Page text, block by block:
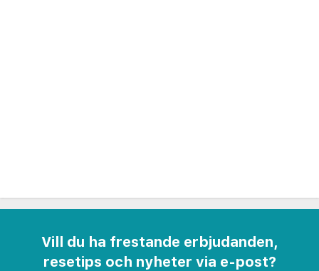
Vill du ha frestande erbjudanden,
resetips och nyheter via e-post?